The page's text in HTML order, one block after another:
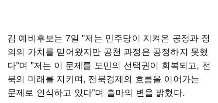
김 예비후보는 7일 "저는 민주당이 지켜온 공정과 정
의의 가치를 믿어왔지만 공천 과정은 공정하지 못했
다"며 "저는 이 문제를 도민의 선택권이 회복되고, 전
북의 미래를 지키며, 전북경제의 흐름을 이어가는
문제로 인식하고 있다"며 출마의 변을 밝혔다.